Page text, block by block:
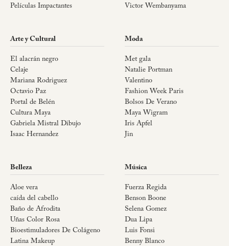
Películas Impactantes
Victor Wembanyama
Arte y Cultural
El alacrán negro
Celaje
Mariana Rodriguez
Octavio Paz
Portal de Belén
Cultura Maya
Gabriela Mistral Dibujo
Isaac Hernandez
Moda
Met gala
Natalie Portman
Valentino
Fashion Week Paris
Bolsos De Verano
Maya Wigram
Iris Apfel
Jin
Belleza
Aloe vera
caída del cabello
Baño de Afrodita
Uñas Color Rosa
Bioestimuladores De Colágeno
Latina Makeup
Música
Fuerza Regida
Benson Boone
Selena Gomez
Dua Lipa
Luis Fonsi
Benny Blanco